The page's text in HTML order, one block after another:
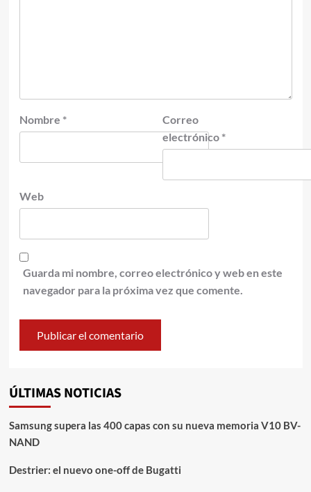
Nombre *
Correo
electrónico *
Web
Guarda mi nombre, correo electrónico y web en este
navegador para la próxima vez que comente.
ÚLTIMAS NOTICIAS
Samsung supera las 400 capas con su nueva memoria V10 BV-
NAND
Destrier: el nuevo one-off de Bugatti